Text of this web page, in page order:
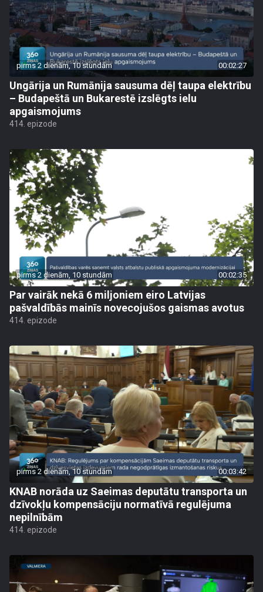
pirms 2 dienām, 10 stundām 00:02:27
Ungārija un Rumānija sausuma dēļ taupa elektrību
– Budapeštā un Bukarestē izslēgts ielu
apgaismojums
414. epizode
pirms 2 dienām, 10 stundām 00:02:35
Par vairāk nekā 6 miljoniem eiro Latvijas
pašvaldībās mainīs novecojušos gaismas avotus
414. epizode
pirms 2 dienām, 10 stundām 00:03:42
KNAB norāda uz Saeimas deputātu transporta un
dzīvokļu kompensāciju normatīvā regulējuma
nepilnībām
414. epizode